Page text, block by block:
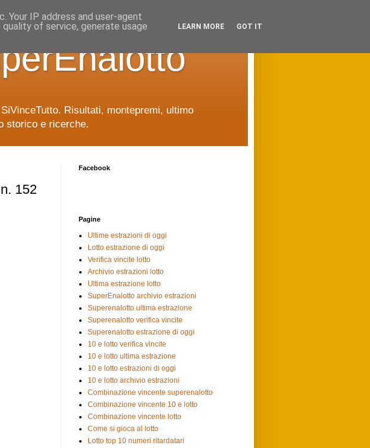
Risultati, montepremi, ultimo
storico e ricerche.
152
Facebook
Pagine
Ultime estrazioni di oggi
Lotto estrazione di oggi
Verifica vincite lotto
Archivio estrazioni lotto
Ultima estrazione lotto
SuperEnalotto archivio estrazioni
Superenalotto ultima estrazione
Superenalotto verifica vincite
Superenalotto estrazione di oggi
10 e lotto verifica vincite
10 e lotto ultima estrazione
10 e lotto estrazioni di oggi
10 e lotto archivio estrazioni
Combinazione vincente superenalotto
Combinazione vincente 10 e lotto
Combinazione vincente lotto
Come si gioca al lotto
Lotto top 10 numeri ritardatari
Your IP address and user-agent
of service, generate usage
LEARN MORE GOT IT